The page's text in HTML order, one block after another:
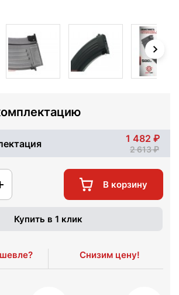
1 482
2 613
В корзину
Купить в 1 клик
Снизим цену!